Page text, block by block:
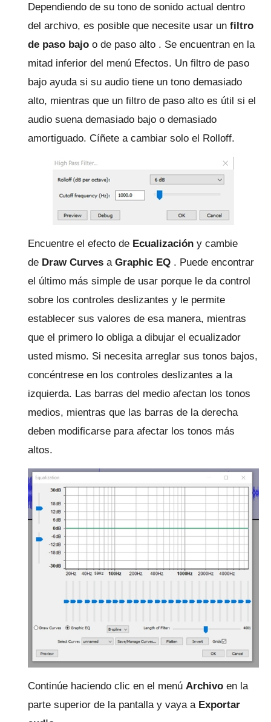
Dependiendo de su tono de sonido actual dentro
del archivo, es posible que necesite usar un filtro
de paso bajo o de paso alto . Se encuentran en la
mitad inferior del menú Efectos. Un filtro de paso
bajo ayuda si su audio tiene un tono demasiado
alto, mientras que un filtro de paso alto es útil si el
audio suena demasiado bajo o demasiado
amortiguado. Cíñete a cambiar solo el Rolloff.
Encuentre el efecto de Ecualización y cambie
de Draw Curves a Graphic EQ . Puede encontrar
el último más simple de usar porque le da control
sobre los controles deslizantes y le permite
establecer sus valores de esa manera, mientras
que el primero lo obliga a dibujar el ecualizador
usted mismo. Si necesita arreglar sus tonos bajos,
concéntrese en los controles deslizantes a la
izquierda. Las barras del medio afectan los tonos
medios, mientras que las barras de la derecha
deben modificarse para afectar los tonos más
altos.
Continúe haciendo clic en el menú Archivo en la
parte superior de la pantalla y vaya a Exportar